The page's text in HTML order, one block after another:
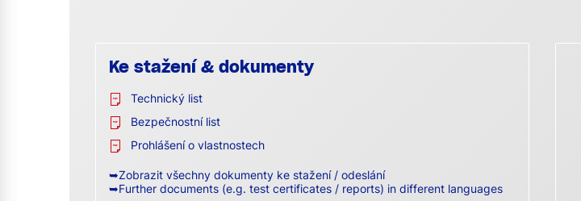
Ke stažení & dokumenty
Technický list
Bezpečnostní list
Prohlášení o vlastnostech
➥Zobrazit všechny dokumenty ke stažení / odeslání
➥Further documents (e.g. test certificates / reports) in different languages